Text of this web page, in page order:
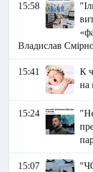
15:58
Владислав
15:41
К
на
15:24
15:07